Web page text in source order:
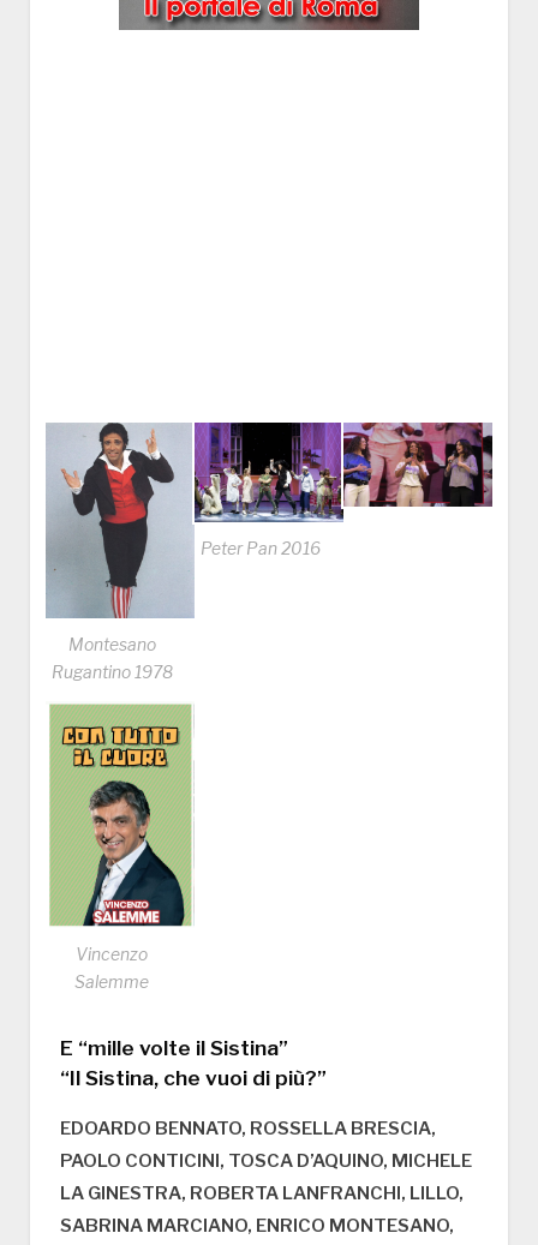
Montesano
Rugantino 1978
Peter Pan 2016
Vincenzo
Salemme
E “mille volte il Sistina”
“Il Sistina, che vuoi di più?”
EDOARDO BENNATO, ROSSELLA BRESCIA,
PAOLO CONTICINI, TOSCA D’AQUINO, MICHELE
LA GINESTRA, ROBERTA LANFRANCHI, LILLO,
SABRINA MARCIANO, ENRICO MONTESANO,